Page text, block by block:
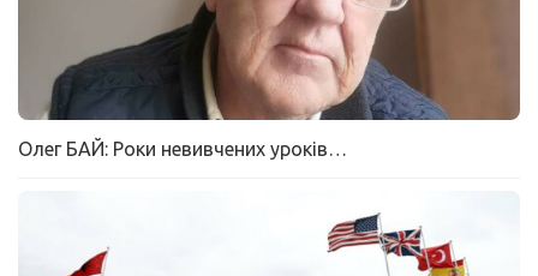
Олег БАЙ: Роки невивчених уроків…